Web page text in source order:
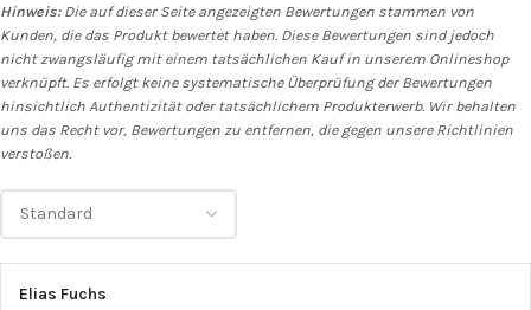
Hinweis:Die auf dieser Seite angezeigten Bewertungen stammen von
Kunden, die das Produkt bewertet haben. Diese Bewertungen sind jedoch
nicht zwangsläufig mit einem tatsächlichen Kauf in unserem Onlineshop
verknüpft. Es erfolgt keine systematische Überprüfung der Bewertungen
hinsichtlich Authentizität oder tatsächlichem Produkterwerb. Wir behalten
uns das Recht vor, Bewertungen zu entfernen, die gegen unsere Richtlinien
verstoßen.
Elias Fuchs